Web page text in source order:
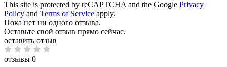
This site is protected by reCAPTCHA and the Google Privacy
Policy and Terms of Service apply.
Пока нет ни одного отзыва.
Оставьте свой отзыв прямо сейчас.
оставить отзыв
отзывы 0